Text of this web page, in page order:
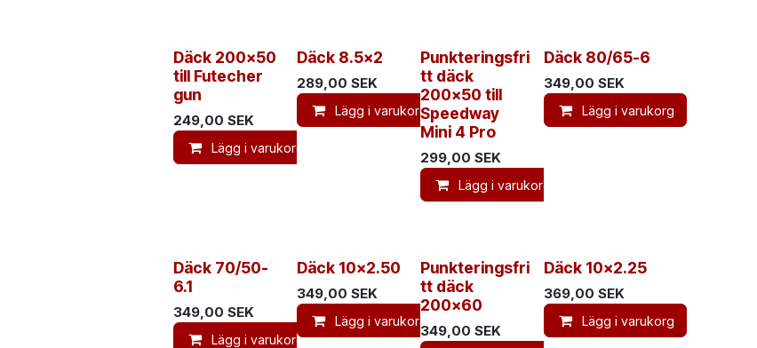
Däck 200x50
till Futecher
gun
249,00 SEK
Lägg i varukorg
Däck 8.5x2
289,00 SEK
Lägg i varukorg
Punkteringsfri
tt däck
200x50 till
Speedway
Mini 4 Pro
299,00 SEK
Lägg i varukorg
Däck 80/65-6
349,00 SEK
Lägg i varukorg
Däck 70/50-
6.1
349,00 SEK
Lägg i varukorg
Däck 10x2.50
349,00 SEK
Lägg i varukorg
Punkteringsfri
tt däck
200x60
349,00 SEK
Däck 10x2.25
369,00 SEK
Lägg i varukorg